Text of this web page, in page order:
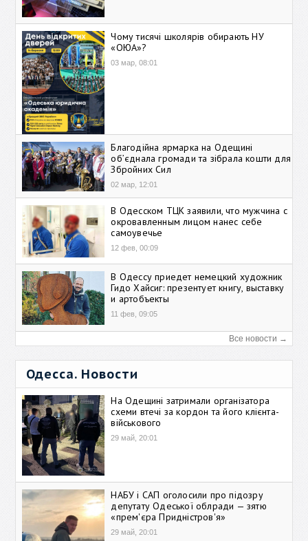
Чому тисячі школярів обирають НУ
«ОЮА»?
03 мар, 08:01
Благодійна ярмарка на Одещині
об’єднала громади та зібрала кошти для
Збройних Сил
02 мар, 12:01
В Одесском ТЦК заявили, что мужчина с
окровавленным лицом нанес себе
самоувечье
12 фев, 00:09
В Одессу приедет немецкий художник
Гидо Хайсиг: презентует книгу, выставку
и артобъекты
11 фев, 09:05
Все новости →
Одесса. Новости
На Одещині затримали організатора
схеми втечі за кордон та його клієнта-
військового
29 май, 20:01
НАБУ і САП оголосили про підозру
депутату Одеської облради — зятю
«прем'єра Придністров'я»
29 май, 20:01